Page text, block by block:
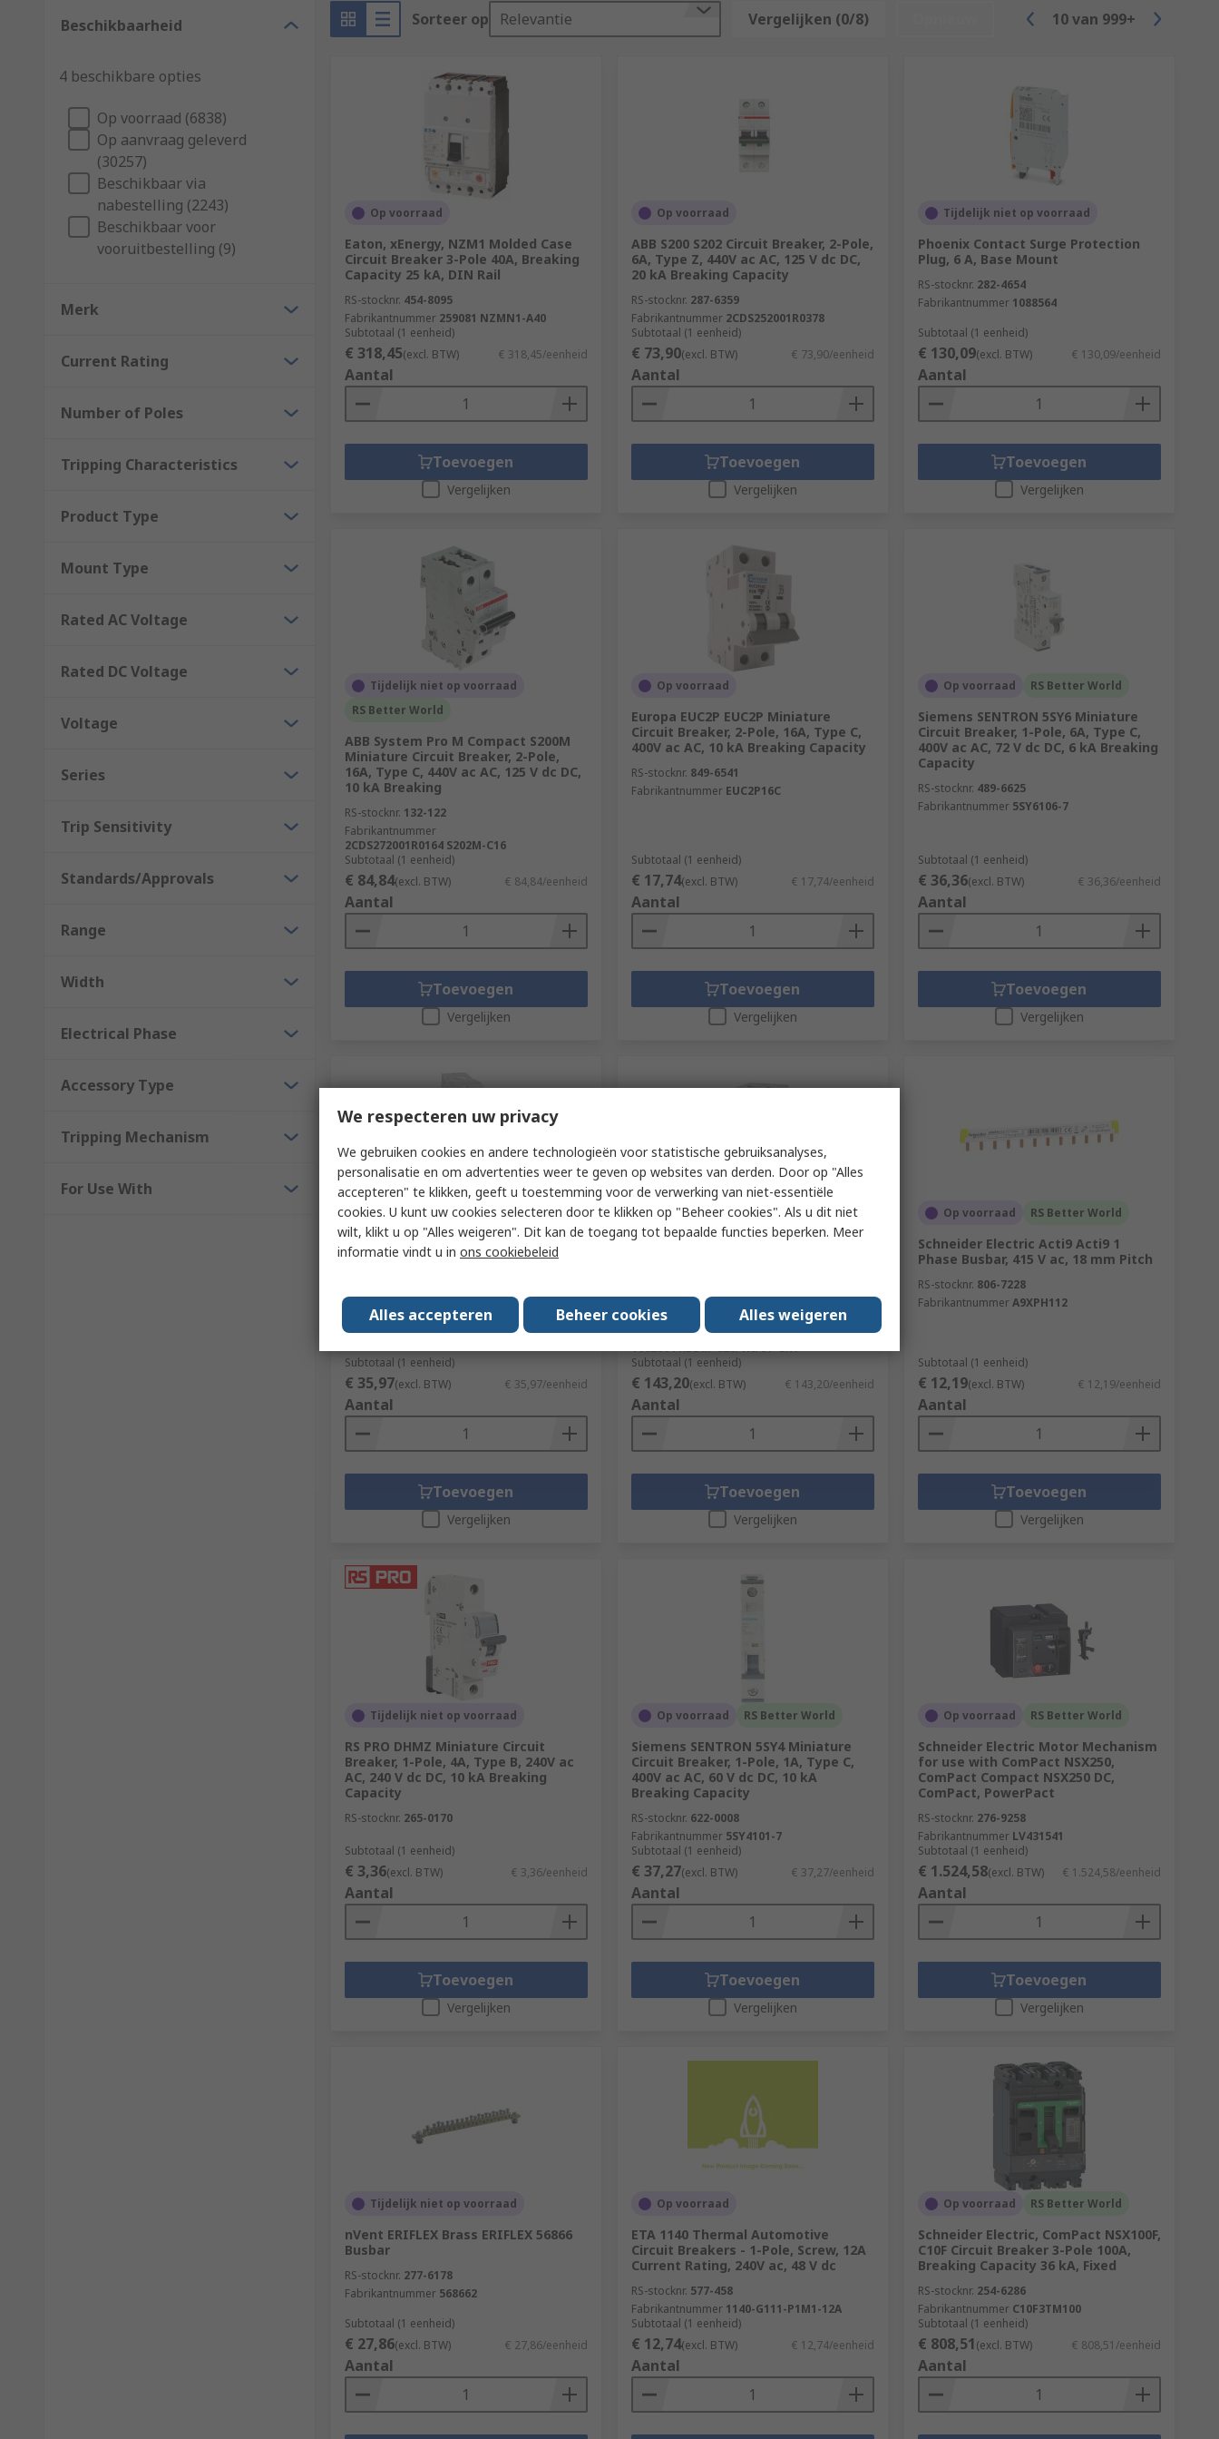
MCCB stands for Moulded Case Circuit Breaker. They are another type of electrical protection device used in higher current rating applications where an
MCB would not suffice. An MCCB protects against overload and short circuit faults. With its high breaking capacity and a wider range of current ratings,
Beschikbaarheid
4 beschikbare opties
Op voorraad (6838)
Op aanvraag geleverd
(30257)
Beschikbaar via
nabestelling (2243)
Beschikbaar voor
vooruitbestelling (9)
Merk
Current Rating
Number of Poles
Tripping Characteristics
Product Type
Mount Type
Rated AC Voltage
Rated DC Voltage
Voltage
Series
Trip Sensitivity
Standards/Approvals
Range
Width
Electrical Phase
Accessory Type
Tripping Mechanism
For Use With
Sorteer op Relevantie Vergelijken (0/8) 10van 999+
Op voorraad
Eaton, xEnergy, NZM1 Molded Case
Circuit Breaker 3-Pole 40A, Breaking
Capacity 25 kA, DIN Rail
RS-stocknr. 454-8095
Fabrikantnummer 259081 NZMN1-A40
Subtotaal (1 eenheid)
€ 318,45(excl. BTW) € 318,45/eenheid
Aantal
Toevoegen
Vergelijken
Op voorraad
ABB S200 S202 Circuit Breaker, 2-Pole,
6A, Type Z, 440V ac AC, 125 V dc DC,
20 kA Breaking Capacity
RS-stocknr. 287-6359
Fabrikantnummer 2CDS252001R0378
Subtotaal (1 eenheid)
€ 73,90(excl. BTW) € 73,90/eenheid
Aantal
Toevoegen
Vergelijken
Tijdelijk niet op voorraad
Phoenix Contact Surge Protection
Plug, 6 A, Base Mount
RS-stocknr. 282-4654
Fabrikantnummer 1088564
Subtotaal (1 eenheid)
€ 130,09(excl. BTW) € 130,09/eenheid
Aantal
Toevoegen
Vergelijken
Tijdelijk niet op voorraad
RS Better World
ABB System Pro M Compact S200M
Miniature Circuit Breaker, 2-Pole,
16A, Type C, 440V ac AC, 125 V dc DC,
10 kA Breaking
RS-stocknr. 132-122
Fabrikantnummer
2CDS272001R0164 S202M-C16
Subtotaal (1 eenheid)
€ 84,84(excl. BTW) € 84,84/eenheid
Aantal
Toevoegen
Vergelijken
Op voorraad
Europa EUC2P EUC2P Miniature
Circuit Breaker, 2-Pole, 16A, Type C,
400V ac AC, 10 kA Breaking Capacity
RS-stocknr. 849-6541
Fabrikantnummer EUC2P16C
Subtotaal (1 eenheid)
€ 17,74(excl. BTW) € 17,74/eenheid
Aantal
Toevoegen
Vergelijken
Op voorraad RS Better World
Siemens SENTRON 5SY6 Miniature
Circuit Breaker, 1-Pole, 6A, Type C,
400V ac AC, 72 V dc DC, 6 kA Breaking
Capacity
RS-stocknr. 489-6625
Fabrikantnummer 5SY6106-7
Subtotaal (1 eenheid)
€ 36,36(excl. BTW) € 36,36/eenheid
Aantal
Toevoegen
Vergelijken
Op voorraad
Schneider Electric Multi9 M9F Circuit
Breaker, 1-Pole, 4A, C Curve, 415V AC,
RS-stocknr.781-722
FabrikantnummerM9F11104
Subtotaal (1 eenheid)
€ 35,97(excl. BTW) € 35,97/eenheid
Aantal
Toevoegen
Vergelijken
Voorradig bij de fabrikant
Eaton Residual Current Circuit
RS-stocknr.
Fabrikantnummer
168286 FRBDM-C20/1N/01-G/A
Subtotaal (1 eenheid)
€ 143,20(excl. BTW) € 143,20/eenheid
Aantal
Toevoegen
Vergelijken
Op voorraad RS Better World
Schneider Electric Acti9 Acti9 1
Phase Busbar, 415 V ac, 18 mm Pitch
RS-stocknr. 806-7228
FabrikantnummerA9XPH112
Subtotaal (1 eenheid)
€ 12,19(excl. BTW) € 12,19/eenheid
Aantal
Toevoegen
Vergelijken
Tijdelijk niet op voorraad
RS PRO DHMZ Miniature Circuit
Breaker, 1-Pole, 4A, Type B, 240V ac
AC, 240 V dc DC, 10 kA Breaking
Capacity
RS-stocknr. 265-0170
Subtotaal (1 eenheid)
€ 3,36(excl. BTW) € 3,36/eenheid
Aantal
Toevoegen
Vergelijken
Op voorraad RS Better World
Siemens SENTRON 5SY4 Miniature
Circuit Breaker, 1-Pole, 1A, Type C,
400V ac AC, 60 V dc DC, 10 kA
Breaking Capacity
RS-stocknr. 622-0008
Fabrikantnummer 5SY4101-7
Subtotaal (1 eenheid)
€ 37,27(excl. BTW) € 37,27/eenheid
Aantal
Toevoegen
Vergelijken
Op voorraad RS Better World
Schneider Electric Motor Mechanism
for use with ComPact NSX250,
ComPact Compact NSX250 DC,
ComPact, PowerPact
RS-stocknr. 276-9258
Fabrikantnummer LV431541
Subtotaal (1 eenheid)
€ 1.524,58(excl. BTW) € 1.524,58/eenheid
Aantal
Toevoegen
Vergelijken
Tijdelijk niet op voorraad
nVent ERIFLEX Brass ERIFLEX 56866
Busbar
RS-stocknr. 277-6178
Fabrikantnummer 568662
Subtotaal (1 eenheid)
€ 27,86(excl. BTW) € 27,86/eenheid
Aantal
Op voorraad
ETA 1140 Thermal Automotive
Circuit Breakers - 1-Pole, Screw, 12A
Current Rating, 240V ac, 48 V dc
RS-stocknr. 577-458
Fabrikantnummer 1140-G111-P1M1-12A
Subtotaal (1 eenheid)
€ 12,74(excl. BTW) € 12,74/eenheid
Aantal
Op voorraad RS Better World
Schneider Electric, ComPact NSX100F,
C10F Circuit Breaker 3-Pole 100A,
Breaking Capacity 36 kA, Fixed
RS-stocknr. 254-6286
Fabrikantnummer C10F3TM100
Subtotaal (1 eenheid)
€ 808,51(excl. BTW) € 808,51/eenheid
Aantal
We respecteren uw privacy
We gebruiken cookies en andere technologieën voor statistische gebruiksanalyses,
personalisatie en om advertenties weer te geven op websites van derden. Door op "Alles
accepteren" te klikken, geeft u toestemming voor de verwerking van niet-essentiële
cookies. U kunt uw cookies selecteren door te klikken op "Beheer cookies". Als u dit niet
wilt, klikt u op "Alles weigeren". Dit kan de toegang tot bepaalde functies beperken. Meer
informatie vindt u in ons cookiebeleid
Alles accepteren Beheer cookies Alles weigeren